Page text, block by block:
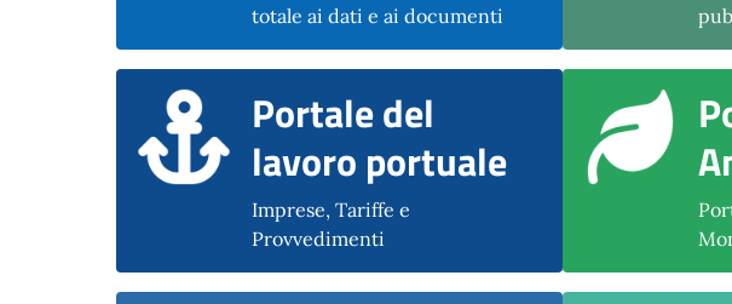
totale ai dati e ai documenti
Portale del
lavoro portuale
Imprese, Tariffe e
Provvedimenti